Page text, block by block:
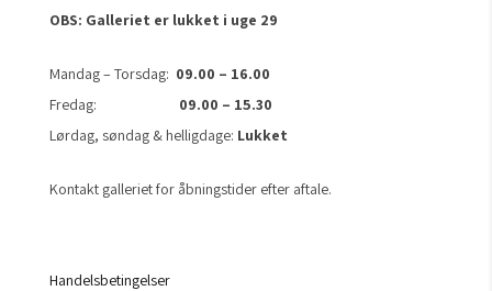
OBS: Galleriet er lukket i uge 29
Mandag – Torsdag: 09.00 – 16.00
Fredag: 09.00 – 15.30
Lørdag, søndag & helligdage: Lukket
Kontakt galleriet for åbningstider efter aftale.
Handelsbetingelser